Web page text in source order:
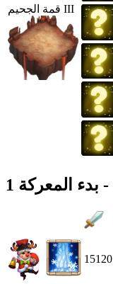
قمة الجحيم III
15120